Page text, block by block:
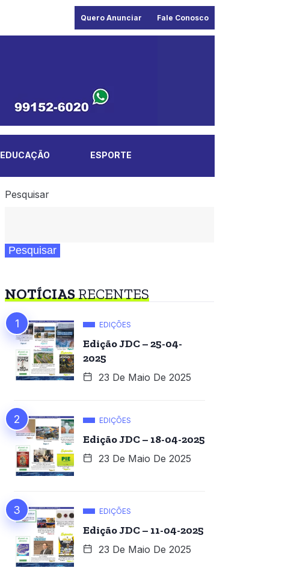
Quero Anunciar Fale Conosco
EDUCAÇÃO ESPORTE
Pesquisar
Pesquisar
NOTÍCIASRECENTES
EDIÇÕES
Edição JDC – 25-04-
2025
23 De Maio De 2025
EDIÇÕES
Edição JDC – 18-04-2025
23 De Maio De 2025
EDIÇÕES
Edição JDC – 11-04-2025
23 De Maio De 2025